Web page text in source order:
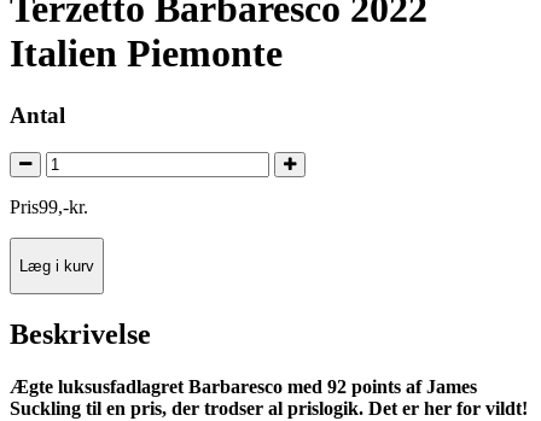
Terzetto Barbaresco 2022
Italien Piemonte
Antal
Pris99,-kr.
Læg i kurv
Beskrivelse
Ægte luksusfadlagret Barbaresco med 92 points af James
Suckling til en pris, der trodser al prislogik. Det er her for vildt!